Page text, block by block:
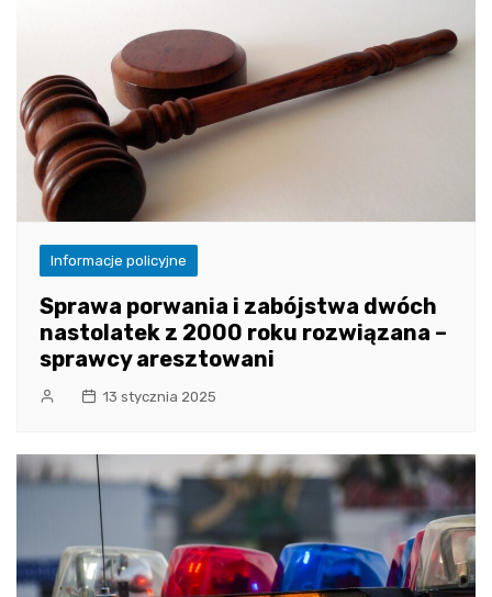
Informacje policyjne
Sprawa porwania i zabójstwa dwóch
nastolatek z 2000 roku rozwiązana –
sprawcy aresztowani
13 stycznia 2025